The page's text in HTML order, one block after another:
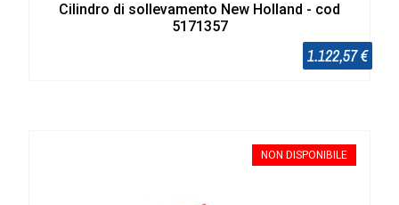
Cilindro di sollevamento New Holland - cod
5171357
1.122,57 €
NON DISPONIBILE